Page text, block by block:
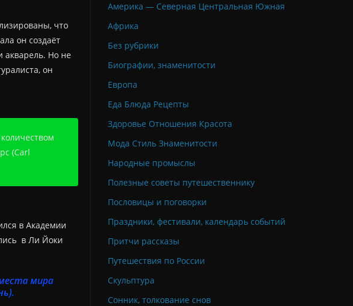
что
он создаёт
акварель. Но не
он
(Carl
в Академии
в Ли Йоки
мира
Америка — Северная Центральная Южная
Африка
Без рубрики
Биографии, знаменитости
Европа
Еда Блюда Рецепты
Здоровье Отношения Красота
Мода Стиль Знаменитости
Народные промыслы
Полезные советы путешественнику
Пословицы и поговорки
Праздники, фестивали, календарь событий
Притчи рассказы
Путешествия по России
Скульптура
Сонник, толкование снов